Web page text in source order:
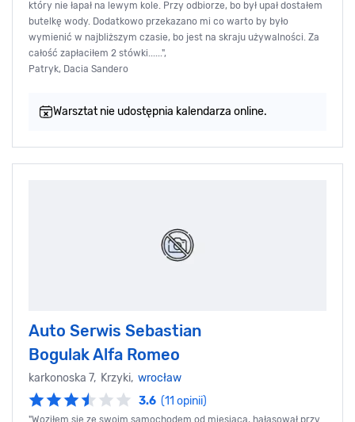
który nie łapał na lewym kole. Przy odbiorze, bo był upał dostałem
butelkę wody. Dodatkowo przekazano mi co warto by było
wymienić w najbliższym czasie, bo jest na skraju używalności. Za
całość zapłaciłem 2 stówki......",
Patryk, Dacia Sandero
Warsztat nie udostępnia kalendarza online.
Auto Serwis Sebastian
Bogulak Alfa Romeo
karkonoska 7, Krzyki, wrocław
3.6 (11 opinii)
"Woziłem się ze swoim samochodem od miesiąca, hałasował przy